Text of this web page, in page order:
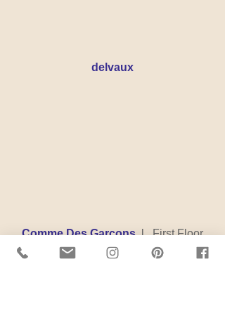
delvaux
Comme Des Garcons
  l   First Floor